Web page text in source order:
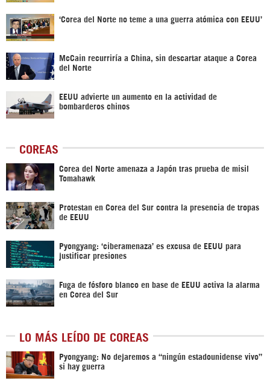
‘Corea del Norte no teme a una guerra atómica con EEUU’
McCain recurriría a China, sin descartar ataque a Corea
del Norte ‎
EEUU advierte un aumento en la actividad de
bombarderos chinos
COREAS
Corea del Norte amenaza a Japón tras prueba de misil
Tomahawk
Protestan en Corea del Sur contra la presencia de tropas
de EEUU
Pyongyang: ‘ciberamenaza’ es excusa de EEUU para
justificar presiones
Fuga de fósforo blanco en base de EEUU activa la alarma
en Corea del Sur
LO MÁS LEÍDO DE COREAS
Pyongyang: No dejaremos a “ningún estadounidense vivo”
si hay guerra